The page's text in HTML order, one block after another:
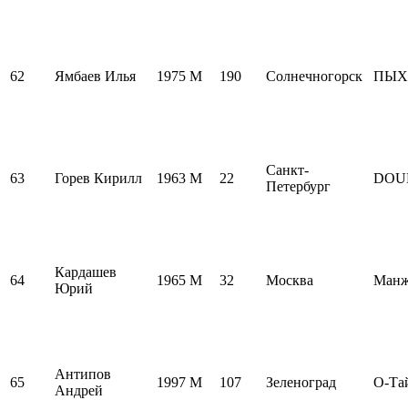
62 Ямбаев Илья 1975 M 190 Солнечногорск
63 Горев Кирилл 1963 M 22
Санкт-
Петербург
64
Кардашев
Юрий
1965 M 32 Москва
65
Антипов
Андрей
1997 M 107 Зеленоград О-